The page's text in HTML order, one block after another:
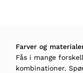
Farver og
Fås i mange
kombinationer.